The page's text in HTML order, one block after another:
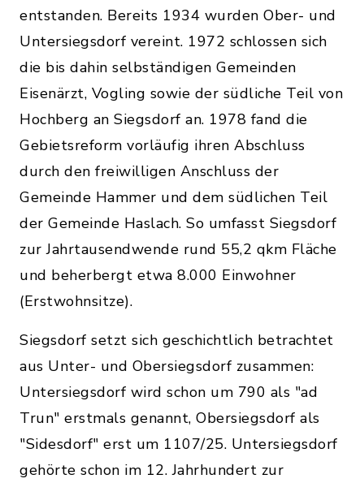
entstanden. Bereits 1934 wurden Ober- und
Untersiegsdorf vereint. 1972 schlossen sich
die bis dahin selbständigen Gemeinden
Eisenärzt, Vogling sowie der südliche Teil von
Hochberg an Siegsdorf an. 1978 fand die
Gebietsreform vorläufig ihren Abschluss
durch den freiwilligen Anschluss der
Gemeinde Hammer und dem südlichen Teil
der Gemeinde Haslach. So umfasst Siegsdorf
zur Jahrtausendwende rund 55,2 qkm Fläche
und beherbergt etwa 8.000 Einwohner
(Erstwohnsitze).
Siegsdorf setzt sich geschichtlich betrachtet
aus Unter- und Obersiegsdorf zusammen:
Untersiegsdorf wird schon um 790 als "ad
Trun" erstmals genannt, Obersiegsdorf als
"Sidesdorf" erst um 1107/25. Untersiegsdorf
gehörte schon im 12. Jahrhundert zur